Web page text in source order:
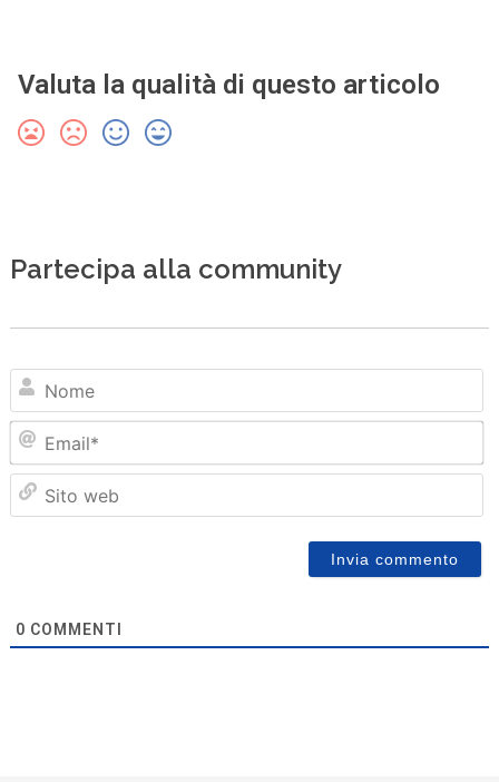
Valuta la qualità di questo articolo
Partecipa alla community
0 COMMENTI